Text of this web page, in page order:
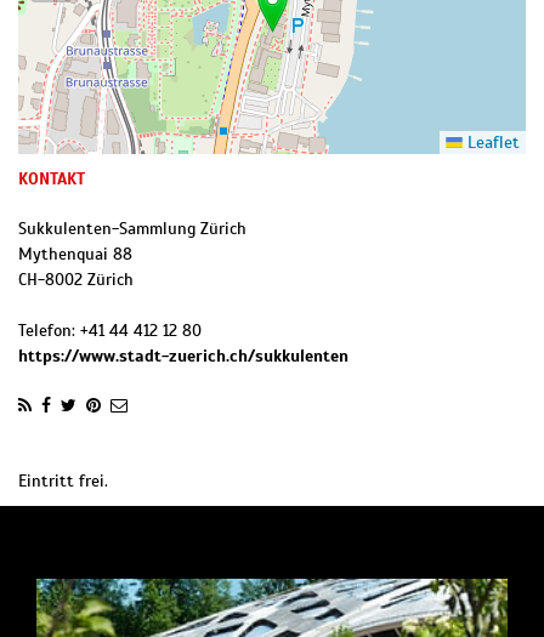
Leaflet
KONTAKT
Sukkulenten-Sammlung Zürich
Mythenquai 88
CH-8002 Zürich
Telefon: +41 44 412 12 80
https://www.stadt-zuerich.ch/sukkulenten
Eintritt frei.